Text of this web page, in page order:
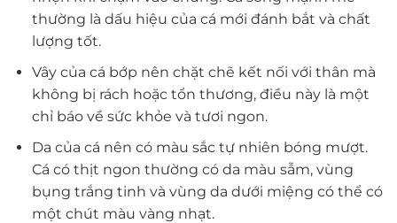
thường là dấu hiệu của cá mới đánh bắt và chất
lượng tốt.
Vây của cá bớp nên chặt chẽ kết nối với thân mà
không bị rách hoặc tổn thương, điều này là một
chỉ báo về sức khỏe và tươi ngon.
Da của cá nên có màu sắc tự nhiên bóng mượt.
Cá có thịt ngon thường có da màu sẫm, vùng
bụng trắng tinh và vùng da dưới miệng có thể có
một chút màu vàng nhạt.